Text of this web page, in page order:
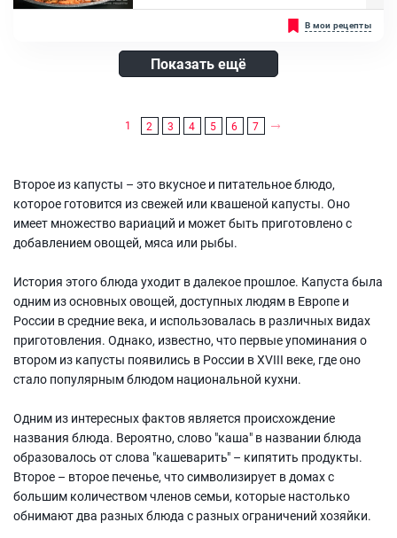
Солянка или бигус - это блюдо из тушеной капусты в сочетании с
мясом. От обычной, привычной тушеной капусты его отличает
присутствие в составе копченых мясных изделий, например
колбасы или сосисок, которые делают вкус интереснее и
насыщеннее, а аромат аппетитнее. Для приготовления бигуса
В мои рецепты
Показать ещё
1 2 3 4 5 6 7
Второе из капусты – это вкусное и питательное блюдо,
которое готовится из свежей или квашеной капусты. Оно
имеет множество вариаций и может быть приготовлено с
добавлением овощей, мяса или рыбы.
История этого блюда уходит в далекое прошлое. Капуста была
одним из основных овощей, доступных людям в Европе и
России в средние века, и использовалась в различных видах
приготовления. Однако, известно, что первые упоминания о
втором из капусты появились в России в XVIII веке, где оно
стало популярным блюдом национальной кухни.
Одним из интересных фактов является происхождение
названия блюда. Вероятно, слово "каша" в названии блюда
образовалось от слова "кашеварить" – кипятить продукты.
Второе – второе печенье, что символизирует в домах с
большим количеством членов семьи, которые настолько
обнимают два разных блюда с разных ограничений хозяйки.